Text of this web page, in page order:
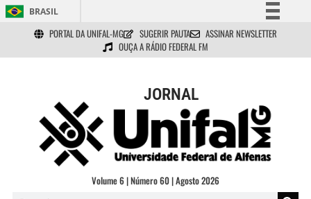
BRASIL
Simplifique!
Comunica BR
Acesso à informação
Legislação
Canais
PORTAL DA UNIFAL-MG SUGERIR PAUTA
ASSINAR NEWSLETTER
OUÇA A RÁDIO FEDERAL FM
JORNAL
Volume 6 | Número 60 | Agosto 2026